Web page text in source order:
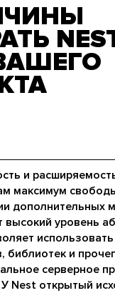
и
максимум
дополнительных
высокий уровень
использовать
библиотек и
серверное
Nest открытый